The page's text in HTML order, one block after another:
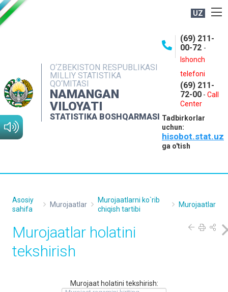
UZ
O‘ZBEKISTON RESPUBLIKASI
MILLIY STATISTIKA
QO‘MITASI
NAMANGAN
VILOYATI
STATISTIKA BOSHQARMASI
(69) 211-
00-72 -
Ishonch
telefoni
(69) 211-
72-00 - Call
Center
Tadbirkorlar
uchun:
hisobot.stat.uz
ga o'tish
NASHRLAR
INTERAKTIV XIZMATLAR
MATBUOT XIZMATI
MUROJAATLAR
Asosiy
sahifa
Murojaatlar
Murojaatlarni ko`rib
chiqish tartibi
Murojaatlar
Murojaatlar holatini
tekshirish
Murojaat holatini tekshirish: